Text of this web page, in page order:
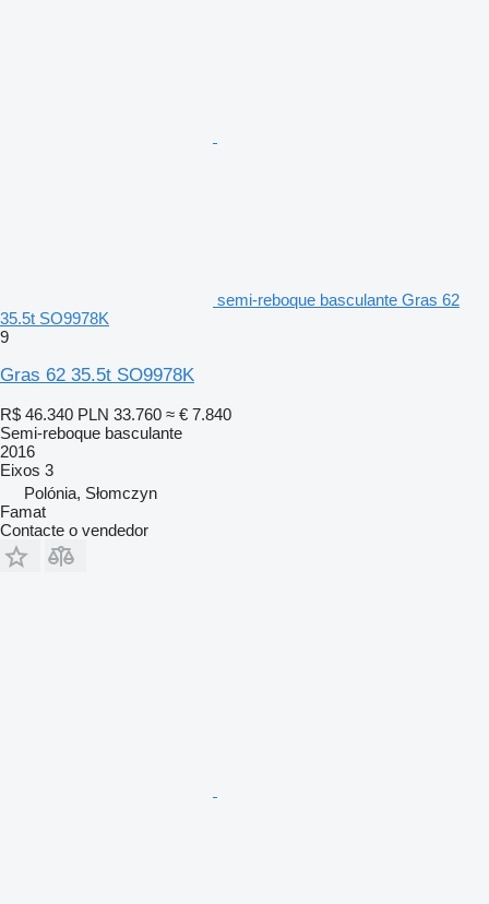
semi-reboque basculante Gras 62
35.5t SO9978K
9
Gras 62 35.5t SO9978K
R$ 46.340 PLN 33.760 ≈ € 7.840
Semi-reboque basculante
2016
Eixos 3
Polónia, Słomczyn
Famat
Contacte o vendedor